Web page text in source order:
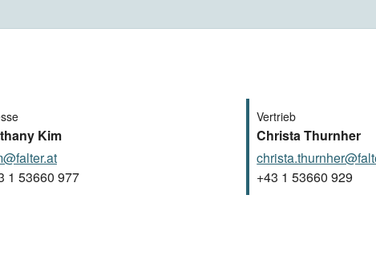
Kim
1 53660 977
Vertrieb
Christa Thurnher
+43 1 53660 929